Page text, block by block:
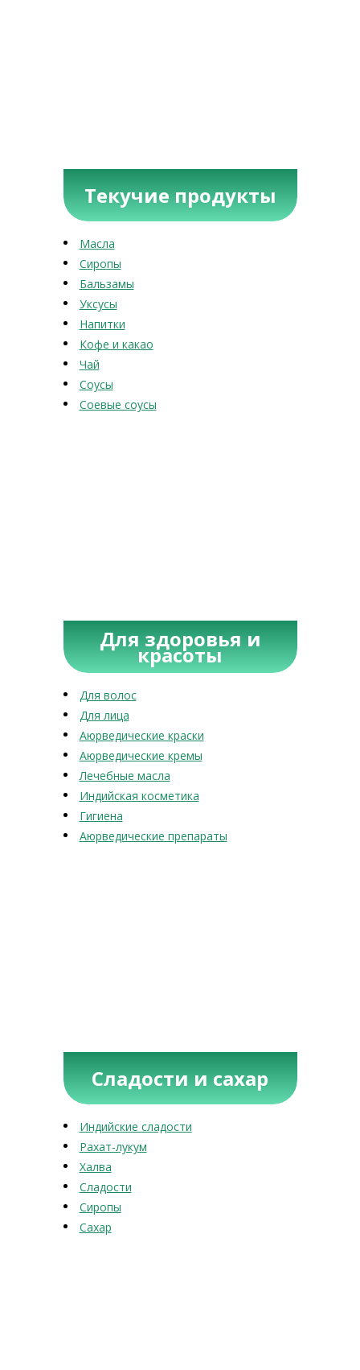
Текучие продукты
Масла
Сиропы
Бальзамы
Уксусы
Напитки
Кофе и какао
Чай
Соусы
Соевые соусы
Для здоровья и
красоты
Для волос
Для лица
Аюрведические краски
Аюрведические кремы
Лечебные масла
Индийская косметика
Гигиена
Аюрведические препараты
Сладости и сахар
Индийские сладости
Рахат-лукум
Халва
Сладости
Сиропы
Сахар